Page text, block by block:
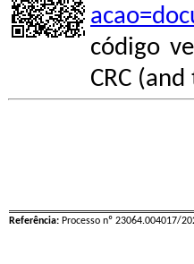
código
CRC (and
Referência: Processo nº 23064.004017/